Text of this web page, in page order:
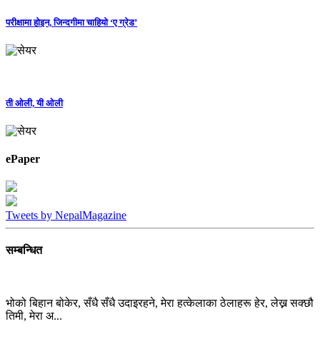
परीक्षामा होइन, जिन्दगीमा चाहियो ‘ए ग्रेड’
ती ओली, यी ओली
ePaper
Tweets by NepalMagazine
सम्बन्धित
भोको बिहान बोकेर, सँधै सँधै उदाइरहने, मेरा हत्केलाका ठेलाहरू हेर, लेख्न सक्छौ
तिमी, मेरा अ...